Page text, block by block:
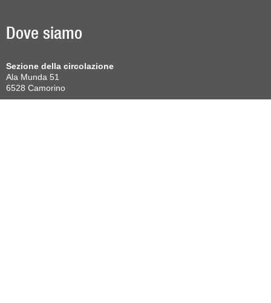
Dove siamo
Sezione della circolazione
Ala Munda 51
6528 Camorino